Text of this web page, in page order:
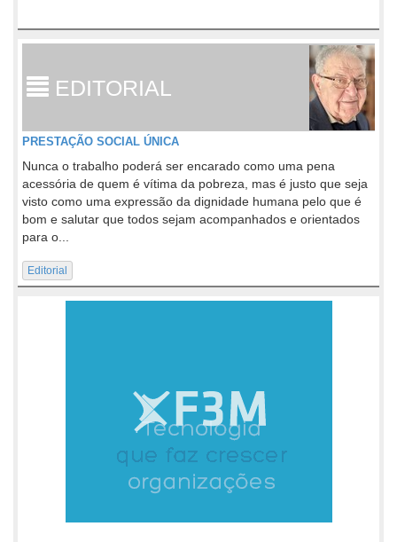
EDITORIAL
PRESTAÇÃO SOCIAL ÚNICA
Nunca o trabalho poderá ser encarado como uma pena
acessória de quem é vítima da pobreza, mas é justo que seja
visto como uma expressão da dignidade humana pelo que é
bom e salutar que todos sejam acompanhados e orientados
para o...
Editorial